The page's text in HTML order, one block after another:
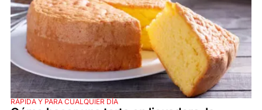
RÁPIDA Y PARA CUALQUIER DÍA